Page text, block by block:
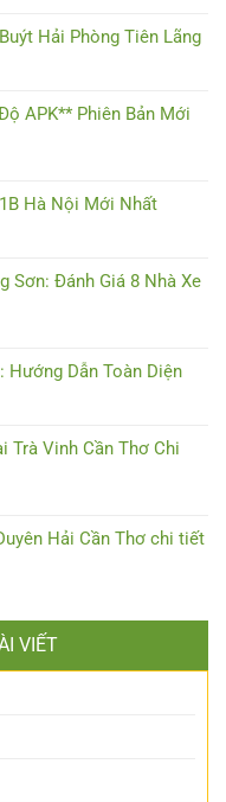
Hải Phòng Tiên Lãng
APK** Phiên Bản Mới
Hà Nội Mới Nhất
Sơn: Đánh Giá 8 Nhà Xe
Hướng Dẫn Toàn Diện
Trà Vinh Cần Thơ Chi
Hải Cần Thơ chi tiết
VIẾT